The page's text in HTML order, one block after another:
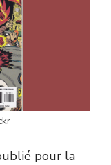
pour la